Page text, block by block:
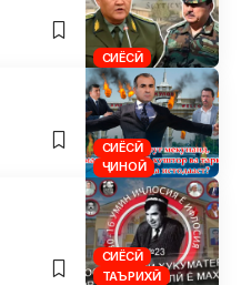
СИЁСӢ
СИЁСӢ
ҶИНОӢ
СИЁСӢ
ТАЪРИХӢ